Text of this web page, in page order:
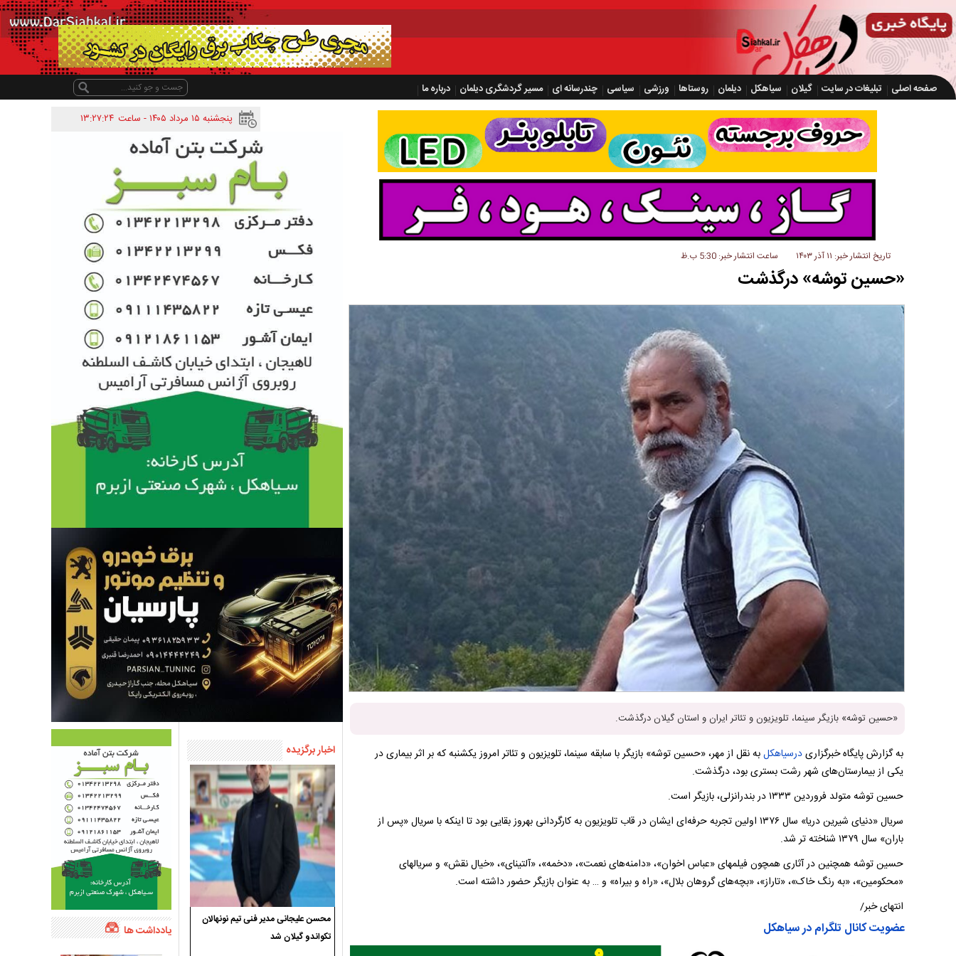
صفحه اصلی تبلیغات در سایت گیلان سیاهکل دیلمان روستاها ورزشی سیاسی چندرسانه ای مسیر گردشگری دیلمان
درباره ما
پنجشنبه ۱۵ مرداد ۱۴۰۵ - ساعت
۱۳:۲۷:۲۴
تاریخ انتشار خبر: ۱۱ آذر ۱۴۰۳ ساعت انتشار خبر: 5:30 ب.ظ
«حسین توشه» درگذشت
«حسین توشه» بازیگر سینما، تلویزیون و تئاتر ایران و استان گیلان درگذشت.
به گزارش پایگاه خبرگزاریدرسیاهکلبه نقل از مهر، «حسین توشه» بازیگر با سابقه سینما، تلویزیون و تئاتر امروز یکشنبه که بر اثر بیماری در
یکی از بیمارستان‌های شهر رشت بستری بود، درگذشت.
حسین توشه متولد فروردین ۱۳۳۳ در بندرانزلی، بازیگر است.
سریال «دنیای شیرین دریا» سال ۱۳۷۶ اولین تجربه حرفه‌ای ایشان در قاب تلویزیون به کارگردانی بهروز بقایی بود تا اینکه با سریال «پس از
باران» سال ۱۳۷۹ شناخته تر شد.
حسین توشه همچنین در آثاری همچون فیلمهای «عباس اخوان»، «دامنه‌های نعمت»، «دخمه»، «آلتینای»، «خیال نقش» و سریالهای
«محکومین»، «به رنگ خاک»، «تاراز»، «بچه‌های گروهان بلال»، «راه و بیراه» و … به عنوان بازیگر حضور داشته است.
انتهای خبر/
عضویت کانال تلگرام در سیاهکل
اخبار برگزیده
محسن علیجانی مدیر فنی تیم نونهالان
تکواندو گیلان شد
یادداشت ها